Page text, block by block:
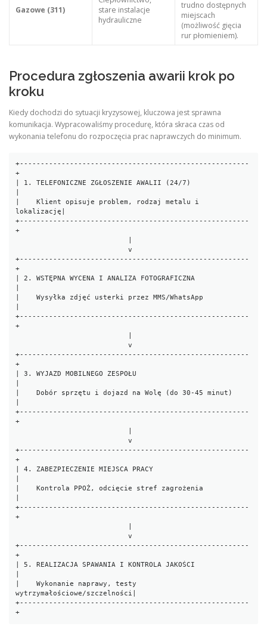
Gazowe (311)
stare instalacje
hydrauliczne
trudno dostępnych
miejscach
(możliwość gięcia
rur płomieniem).
Procedura zgłoszenia awarii krok po
kroku
Kiedy dochodzi do sytuacji kryzysowej, kluczowa jest sprawna
komunikacja. Wypracowaliśmy procedurę, która skraca czas od
wykonania telefonu do rozpoczęcia prac naprawczych do minimum.
+-------------------------------------------------------
+
| 1. TELEFONICZNE ZGŁOSZENIE AWALII (24/7)
|    Klient opisuje problem, rodzaj metalu i
lokalizację|
+-------------------------------------------------------
+
                           v
+-------------------------------------------------------
+
| 2. WSTĘPNA WYCENA I ANALIZA FOTOGRAFICZNA
|    Wysyłka zdjęć usterki przez MMS/WhatsApp
+-------------------------------------------------------
+
                           v
+-------------------------------------------------------
+
| 3. WYJAZD MOBILNEGO ZESPOŁU
|    Dobór sprzętu i dojazd na Wolę (do 30-45 minut)
+-------------------------------------------------------
+
                           v
+-------------------------------------------------------
+
| 4. ZABEZPIECZENIE MIEJSCA PRACY
|    Kontrola PPOŻ, odcięcie stref zagrożenia
+-------------------------------------------------------
+
                           v
+-------------------------------------------------------
+
| 5. REALIZACJA SPAWANIA I KONTROLA JAKOŚCI
|    Wykonanie naprawy, testy
wytrzymałościowe/szczelności|
+-------------------------------------------------------